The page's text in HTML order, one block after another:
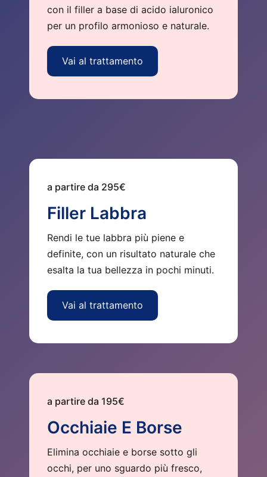
con il filler a base di acido ialuronico
per un profilo armonioso e naturale.
Vai al trattamento
a partire da 295€
Filler Labbra
Rendi le tue labbra più piene e
definite, con un risultato naturale che
esalta la tua bellezza in pochi minuti.
Vai al trattamento
a partire da 195€
Occhiaie E Borse
Elimina occhiaie e borse sotto gli
occhi, per uno sguardo più fresco,